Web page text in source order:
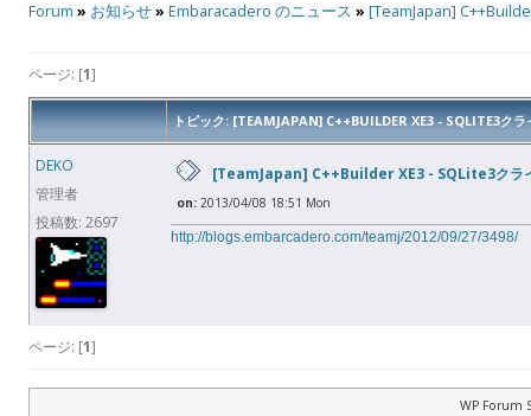
Forum » お知らせ» Embaracadero のニュース » [TeamJapan]
ページ: [1]
トピック: [TEAMJAPAN] C++BUILDER XE3 - SQLITE3ク
DEKO
管理者
投稿数: 2697
[TeamJapan] C++Builder XE3 - SQLite3クラ
on: 2013/04/08 18:51 Mon
http://blogs.embarcadero.com/teamj/2012/09/27/3498/
ページ: [1]
WP Forum